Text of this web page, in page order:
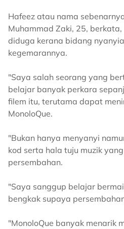
Hafeez atau nama
Muhammad Zaki, 25,
diduga kerana bidang
kegemarannya.
"Saya salah seorang yang
belajar banyak perkara
filem itu, terutama dapat
MonoloQue.
"Bukan hanya menyanyi
kod serta hala tuju muzik
persembahan.
"Saya sanggup belajar
bengkak supaya
"MonoloQue banyak menarik